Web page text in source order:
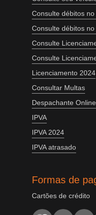
Consulte débitos no
Consulte débitos no
Consulte
Consulte
Licenciamento 2024
Consultar Multas
Despachante Online
IPVA
IPVA 2024
IPVA atrasado
Formas de
Cartões de crédito